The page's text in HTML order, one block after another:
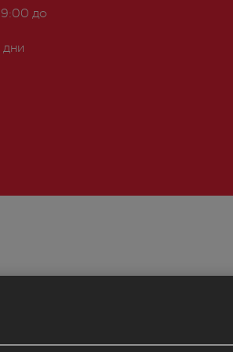
9:00 до
дни